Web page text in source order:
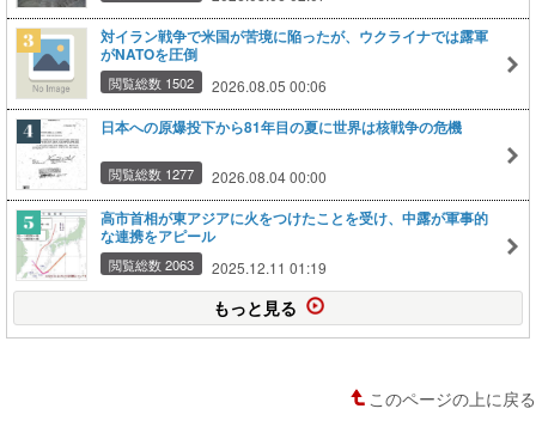
対イラン戦争で米国が苦境に陥ったが、ウクライナでは露軍
がNATOを圧倒
閲覧総数 1502 2026.08.05 00:06
日本への原爆投下から81年目の夏に世界は核戦争の危機
閲覧総数 1277 2026.08.04 00:00
高市首相が東アジアに火をつけたことを受け、中露が軍事的
な連携をアピール
閲覧総数 2063 2025.12.11 01:19
もっと見る
このページの上に戻る